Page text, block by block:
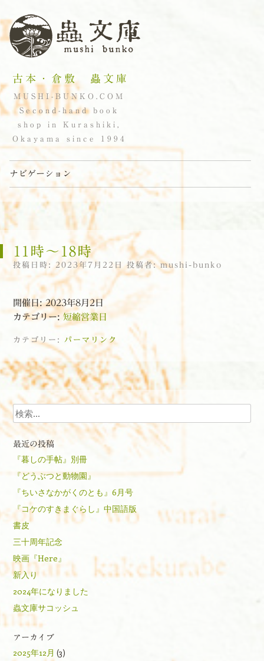
古本・倉敷 蟲文庫
MUSHI-BUNKO.COM
Second-hand book
shop in Kurashiki,
Okayama since 1994
ナビゲーション
コンテンツへスキップ
11時〜18時
投稿日時: 2023年7月22日 投稿者:mushi-bunko
開催日: 2023年8月2日
カテゴリー: 短縮営業日
カテゴリー: パーマリンク
投稿ナビゲーション
検索
最近の投稿
『暮しの手帖』別冊
『どうぶつと動物園』
『ちいさなかがくのとも』6月号
『コケのすきまぐらし』中国語版
書皮
三十周年記念
映画『Here』
新入り
2024年になりました
蟲文庫サコッシュ
アーカイブ
2025年12月 (3)